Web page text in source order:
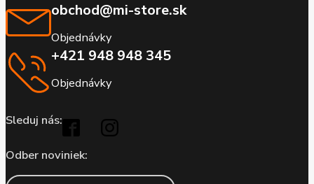
obchod@mi-store.sk
Objednávky
+421 948 948 345
Objednávky
Sleduj nás:
Odber noviniek: